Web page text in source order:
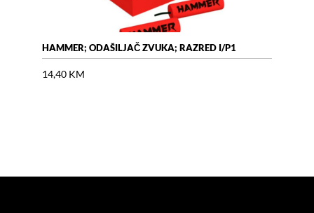
HAMMER; ODAŠILJAČ ZVUKA; RAZRED I/P1
14,40 KM